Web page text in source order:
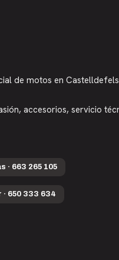
de motos en
accesorios, servicio
· 663 265 105
650 333 634